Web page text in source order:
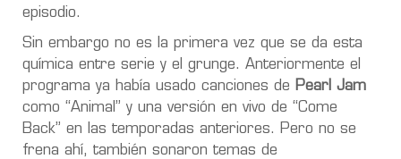
episodio.
Sin embargo no es la primera vez que se da esta
química entre serie y el grunge. Anteriormente el
programa ya había usado canciones de Pearl Jam
como “Animal ” y una versión en vivo de “Come
Back” en las temporadas anteriores. Pero no se
frena ahí, también sonaron temas de